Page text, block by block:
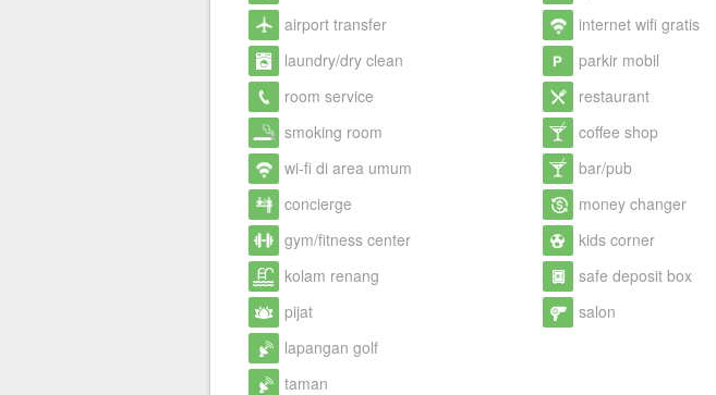
airport transfer
laundry/dry clean
room service
smoking room
wi-fi di area umum
concierge
gym/fitness center
kolam renang
pijat
internet wifi gratis
parkir mobil
restaurant
coffee shop
bar/pub
money changer
kids corner
safe deposit box
salon
lapangan golf
taman